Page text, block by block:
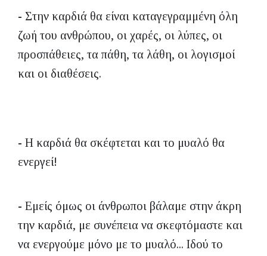
- Στην καρδιά θα είναι καταγεγραμμένη όλη
ζωή του ανθρώπου, οι χαρές, οι λύπες, οι
προσπάθειες, τα πάθη, τα λάθη, οι λογισμοί
και οι διαθέσεις.
- Η καρδιά θα σκέφτεται και το μυαλό θα
ενεργεί!
- Εμείς όμως οι άνθρωποι βάλαμε στην άκρη
την καρδιά, με συνέπεια να σκεφτόμαστε και
να ενεργούμε μόνο με το μυαλό... Ιδού το